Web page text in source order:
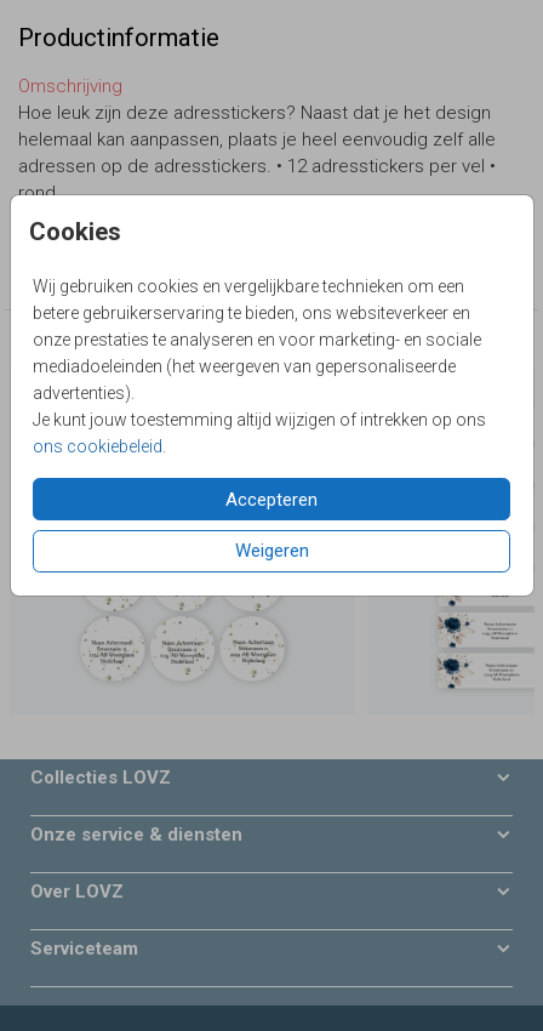
Cookies
Wij gebruiken cookies en vergelijkbare technieken om een
betere gebruikerservaring te bieden, ons websiteverkeer en
onze prestaties te analyseren en voor marketing- en sociale
mediadoeleinden (het weergeven van gepersonaliseerde
advertenties).
Je kunt jouw toestemming altijd wijzigen of intrekken op ons
ons cookiebeleid
Accepteren
Weigeren
Productinformatie
Omschrijving
Hoe leuk zijn deze adresstickers? Naast dat je het design
helemaal kan aanpassen, plaats je heel eenvoudig zelf alle
adressen op de adresstickers. • 12 adresstickers per vel •
rond
Adresstickers
Deze producten zijn wellicht ook iets voor je
Collecties LOVZ
Onze service & diensten
Over LOVZ
Serviceteam